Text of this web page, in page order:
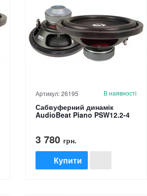
Артикул: 26195 В наявності
Сабвуферний динамік
AudioBeat Piano PSW12.2-4
3 780 грн.
Купити